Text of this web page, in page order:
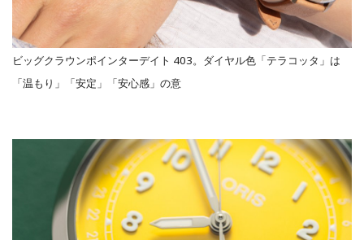
ビッグクラウンポインターデイト 403。ダイヤル色「テラコッタ」は
「温もり」「安定」「安心感」の意